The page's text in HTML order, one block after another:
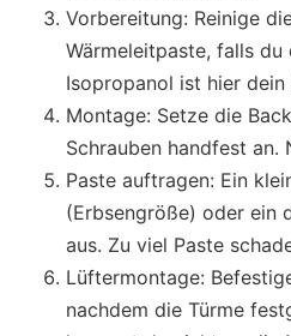
Vorbereitung: Reinige
Wärmeleitpaste, falls du
Isopropanol ist hier dein
Montage: Setze die
Schrauben handfest an.
Paste auftragen: Ein
(Erbsengröße) oder ein
aus. Zu viel Paste
Lüftermontage:
nachdem die Türme